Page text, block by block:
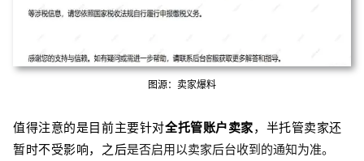
图源：卖家爆料
值得注意的是目前主要针对全托管账户卖家，半托管卖家还
暂时不受影响， 之后是否启用以卖家后台收到的通知为准。